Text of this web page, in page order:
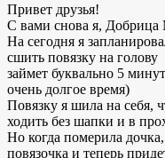
Привет друзья!
С вами снова я, Добрица
На сегодня я
сшить повязку на
займет буквально 5
очень долгое время)
Повязку я шила на себя,
ходить без шапки и в
Но когда померила
повязочка и теперь